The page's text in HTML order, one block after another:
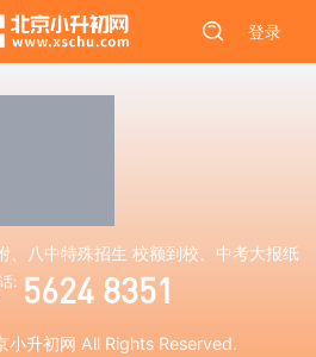
登录
、八中特殊招生 校额到校、中考大报纸
: 5624 8351
小升初网 All Rights Reserved.